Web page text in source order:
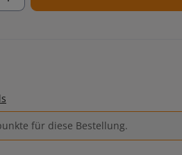
für diese Bestellung.